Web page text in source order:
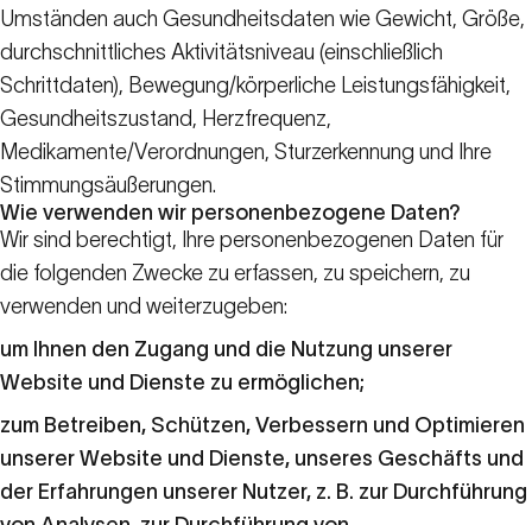
Umständen auch Gesundheitsdaten wie Gewicht, Größe,
durchschnittliches Aktivitätsniveau (einschließlich
Schrittdaten), Bewegung/körperliche Leistungsfähigkeit,
Gesundheitszustand, Herzfrequenz,
Medikamente/Verordnungen, Sturzerkennung und Ihre
Stimmungsäußerungen.
Wie verwenden wir personenbezogene Daten?
Wir sind berechtigt, Ihre personenbezogenen Daten für
die folgenden Zwecke zu erfassen, zu speichern, zu
verwenden und weiterzugeben:
um Ihnen den Zugang und die Nutzung unserer
Website und Dienste zu ermöglichen;
zum Betreiben, Schützen, Verbessern und Optimieren
unserer Website und Dienste, unseres Geschäfts und
der Erfahrungen unserer Nutzer, z. B. zur Durchführung